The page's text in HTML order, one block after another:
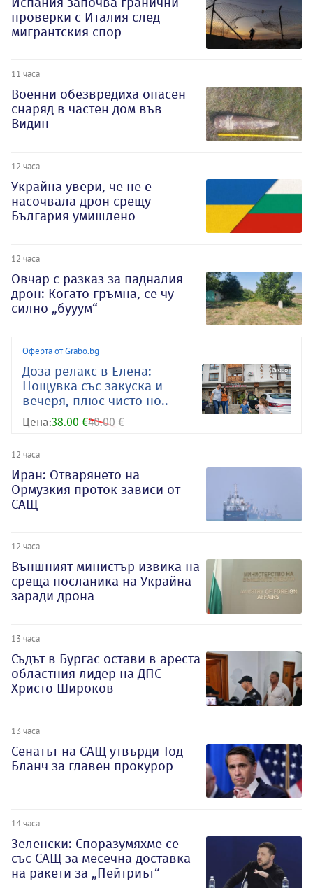
проверки с Италия след
мигрантския спор
11 часа
Военни обезвредиха опасен
снаряд в частен дом във
Видин
12 часа
Украйна увери, че не е
насочвала дрон срещу
България умишлено
12 часа
Овчар с разказ за падналия
дрон: Когато гръмна, се чу
силно „бууум“
Оферта от Grabo.bg
Доза релакс в Елена:
Нощувка със закуска и
вечеря, плюс чисто но..
Цена:38.00 €40.00 €
12 часа
Иран: Отварянето на
Ормузкия проток зависи от
САЩ
12 часа
Външният министър извика на
среща посланика на Украйна
заради дрона
13 часа
Съдът в Бургас остави в ареста
областния лидер на ДПС
Христо Широков
13 часа
Сенатът на САЩ утвърди Тод
Бланч за главен прокурор
14 часа
Зеленски: Споразумяхме се
със САЩ за месечна доставка
на ракети за „Пейтриът“